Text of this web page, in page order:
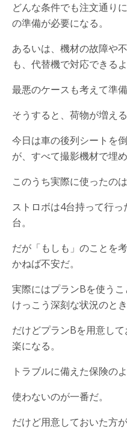
どんな条件でも注文通り
の準備が必要になる。
あるいは、機材の故障や
も、代替機で対応できる
最悪のケースも考えて準備
そうすると、荷物が増える
今日は車の後列シートを
が、すべて撮影機材で埋め
このうち実際に使ったの
ストロボは4台持って行
台。
だが「もしも」のことを
かねば不安だ。
実際にはプランBを使う
けっこう深刻な状況のとき
だけどプランBを用意し
楽になる。
トラブルに備えた保険の
使わないのが一番だ。
だけど用意しておいた方